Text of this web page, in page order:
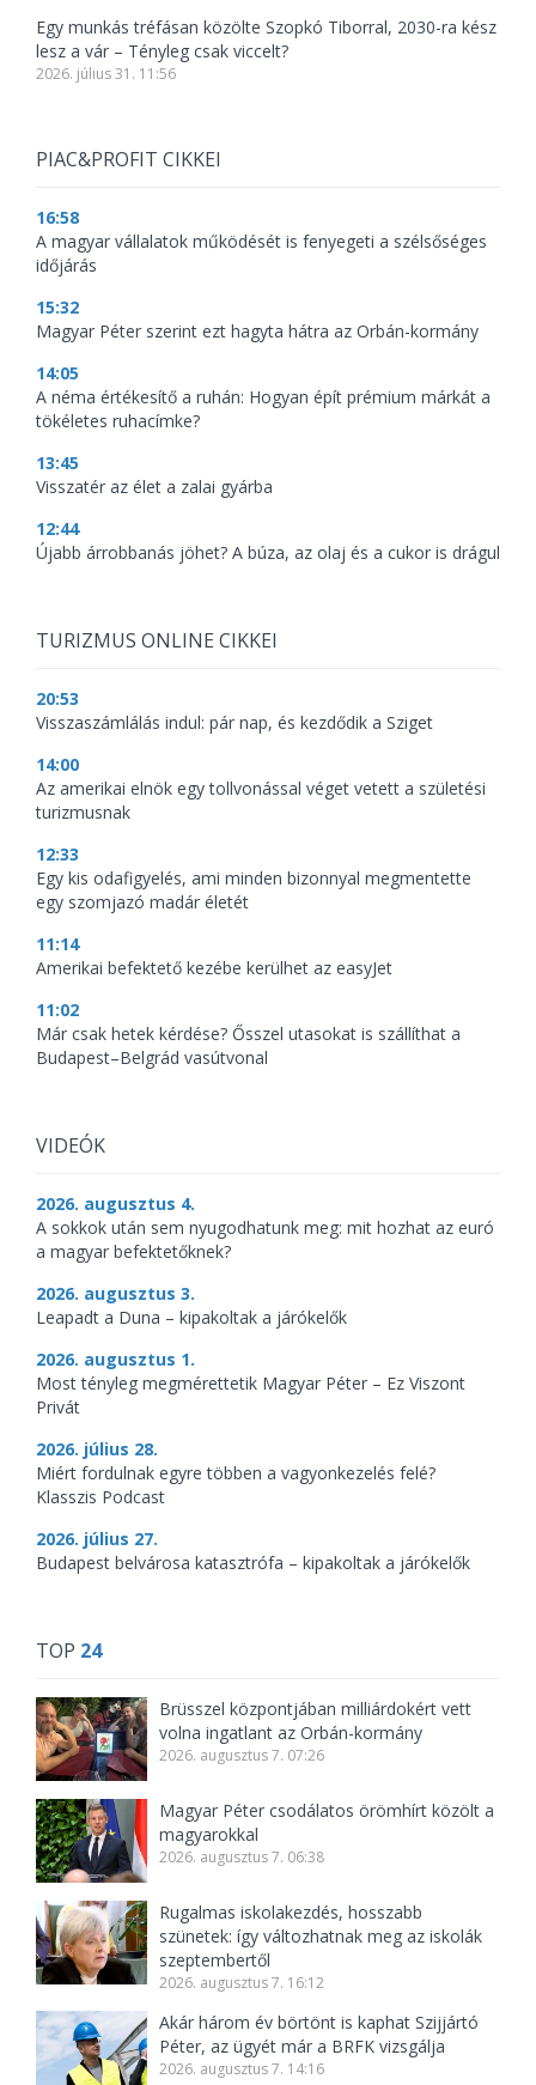
Egy munkás tréfásan közölte Szopkó Tiborral, 2030-ra kész
lesz a vár – Tényleg csak viccelt?
2026. július 31. 11:56
PIAC&PROFIT CIKKEI
16:58
A magyar vállalatok működését is fenyegeti a szélsőséges
időjárás
15:32
Magyar Péter szerint ezt hagyta hátra az Orbán-kormány
14:05
A néma értékesítő a ruhán: Hogyan épít prémium márkát a
tökéletes ruhacímke?
13:45
Visszatér az élet a zalai gyárba
12:44
Újabb árrobbanás jöhet? A búza, az olaj és a cukor is drágul
TURIZMUS ONLINE CIKKEI
20:53
Visszaszámlálás indul: pár nap, és kezdődik a Sziget
14:00
Az amerikai elnök egy tollvonással véget vetett a születési
turizmusnak
12:33
Egy kis odafigyelés, ami minden bizonnyal megmentette
egy szomjazó madár életét
11:14
Amerikai befektető kezébe kerülhet az easyJet
11:02
Már csak hetek kérdése? Ősszel utasokat is szállíthat a
Budapest–Belgrád vasútvonal
VIDEÓK
2026. augusztus 4.
A sokkok után sem nyugodhatunk meg: mit hozhat az euró
a magyar befektetőknek?
2026. augusztus 3.
Leapadt a Duna – kipakoltak a járókelők
2026. augusztus 1.
Most tényleg megmérettetik Magyar Péter – Ez Viszont
Privát
2026. július 28.
Miért fordulnak egyre többen a vagyonkezelés felé?
Klasszis Podcast
2026. július 27.
Budapest belvárosa katasztrófa – kipakoltak a járókelők
TOP 24
Brüsszel központjában milliárdokért vett
volna ingatlant az Orbán-kormány
2026. augusztus 7. 07:26
Magyar Péter csodálatos örömhírt közölt a
magyarokkal
2026. augusztus 7. 06:38
Rugalmas iskolakezdés, hosszabb
szünetek: így változhatnak meg az iskolák
szeptembertől
2026. augusztus 7. 16:12
Akár három év börtönt is kaphat Szijjártó
Péter, az ügyét már a BRFK vizsgálja
2026. augusztus 7. 14:16